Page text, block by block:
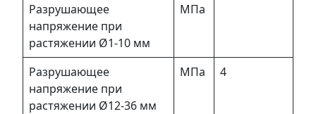
Разрушающее
напряжение при
растяжении Ø1-10 мм
МПа
Разрушающее
напряжение при
растяжении Ø12-36 мм
МПа 4